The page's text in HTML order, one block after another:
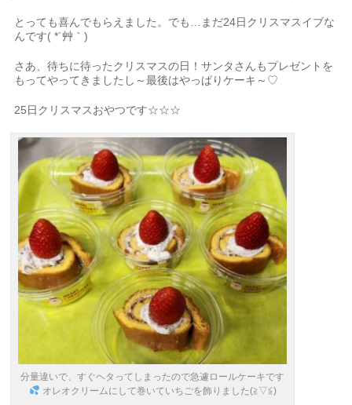
とっても喜んでもらえました。でも…まだ24日クリスマスイブな
んです( *´艸｀)
さあ、待ちに待ったクリスマスの日！サンタさんもプレゼントを
もってやってきましたし～最後はやっぱりケーキ～♡
25日クリスマスおやつです☆☆☆
分量違いで、すぐヘタってしまったので急遽ロールケーキです
オレオクリームにして巻いていちごを飾りました(≧▽≦)